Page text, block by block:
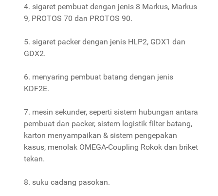
4. sigaret pembuat dengan jenis 8 Markus, Markus
9, PROTOS 70 dan PROTOS 90.
5. sigaret packer dengan jenis HLP2, GDX1 dan
GDX2.
6. menyaring pembuat batang dengan jenis
KDF2E.
7. mesin sekunder, seperti sistem hubungan antara
pembuat dan packer, sistem logistik filter batang,
karton menyampaikan & sistem pengepakan
kasus, menolak OMEGA-Coupling Rokok dan briket
tekan.
8. suku cadang pasokan.